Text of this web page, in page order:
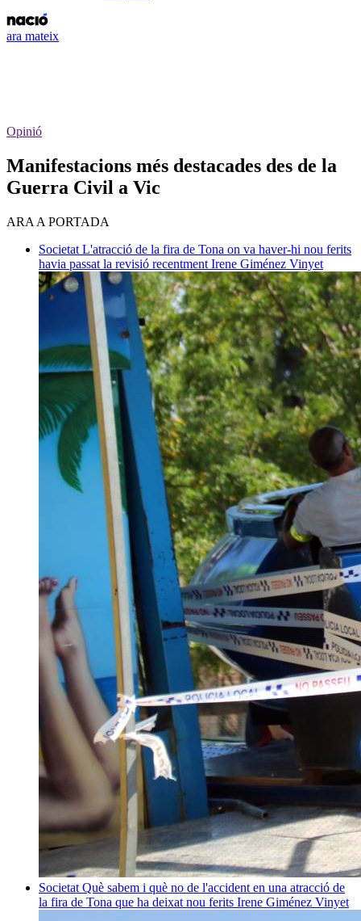
ara mateix
Opinió
Manifestacions més destacades des de la
Guerra Civil a Vic
ARA A PORTADA
Societat L'atracció de la fira de Tona on va haver-hi nou ferits
havia passat la revisió recentment Irene Giménez Vinyet
Societat Què sabem i què no de l'accident en una atracció de
la fira de Tona que ha deixat nou ferits Irene Giménez Vinyet